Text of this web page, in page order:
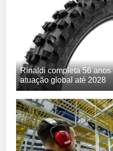
Rinaldi completa 56
atuação global até 2028